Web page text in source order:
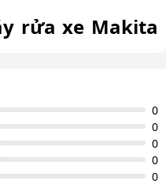
rửa xe Makita
ứng dụng phổ biến
dụng cơ bản và phổ
mini gia đình
. Với áp lực
6 lít/phút, Makita HW101
0
0
0
0
0